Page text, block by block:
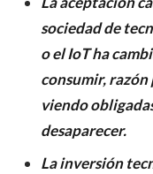
sociedad de
o el IoT ha
consumir, razón
viendo
desaparecer.
La inversión